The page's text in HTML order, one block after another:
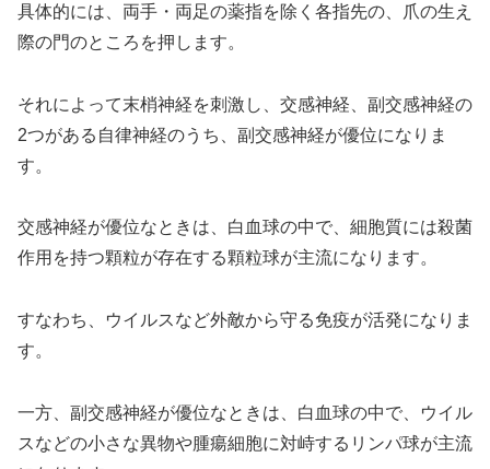
具体的には、両手・両足の薬指を除く各指先の、爪の生え
際の門のところを押します。
それによって末梢神経を刺激し、交感神経、副交感神経の
2つがある自律神経のうち、副交感神経が優位になりま
す。
交感神経が優位なときは、白血球の中で、細胞質には殺菌
作用を持つ顆粒が存在する顆粒球が主流になります。
すなわち、ウイルスなど外敵から守る免疫が活発になりま
す。
一方、副交感神経が優位なときは、白血球の中で、ウイル
スなどの小さな異物や腫瘍細胞に対峙するリンパ球が主流